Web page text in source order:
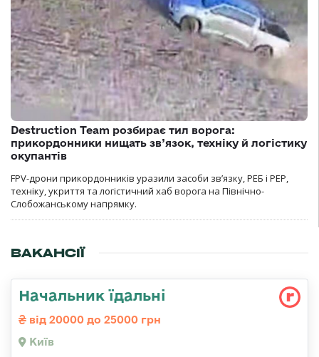
Destruction Team розбирає тил ворога:
прикордонники нищать зв’язок, техніку й логістику
окупантів
FPV-дрони прикордонників уразили засоби зв’язку, РЕБ і РЕР,
техніку, укриття та логістичний хаб ворога на Північно-
Слобожанському напрямку.
ВАКАНСІЇ
Начальник їдальні
від 20000 до 25000 грн
Київ